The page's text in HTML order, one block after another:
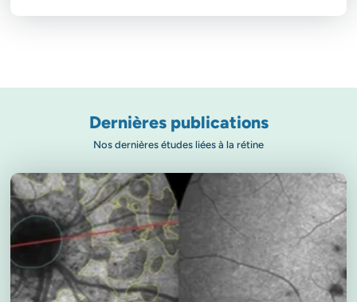
Dernières publications
Nos dernières études liées à la rétine